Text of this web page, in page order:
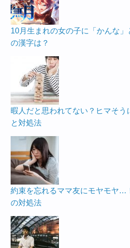
10月生まれの女の子に「かんな
の漢字は？
暇人だと思われてない？ヒマそう
と対処法
約束を忘れるママ友にモヤモヤ…
の対処法